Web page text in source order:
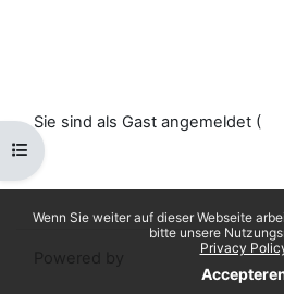
Wenn Sie weiter auf dieser Webseite
bitte unsere
Privacy
Kursindex öffnen
Sie sind als Gast angemeldet (
Datenschutzinfos
Laden Sie die mobile App